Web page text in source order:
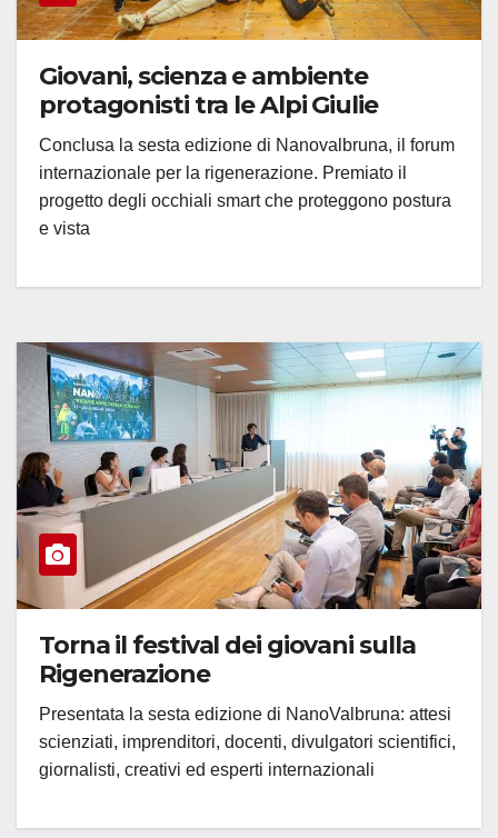
Giovani, scienza e ambiente
protagonisti tra le Alpi Giulie
Conclusa la sesta edizione di Nanovalbruna, il forum
internazionale per la rigenerazione. Premiato il
progetto degli occhiali smart che proteggono postura
e vista
Torna il festival dei giovani sulla
Rigenerazione
Presentata la sesta edizione di NanoValbruna: attesi
scienziati, imprenditori, docenti, divulgatori scientifici,
giornalisti, creativi ed esperti internazionali